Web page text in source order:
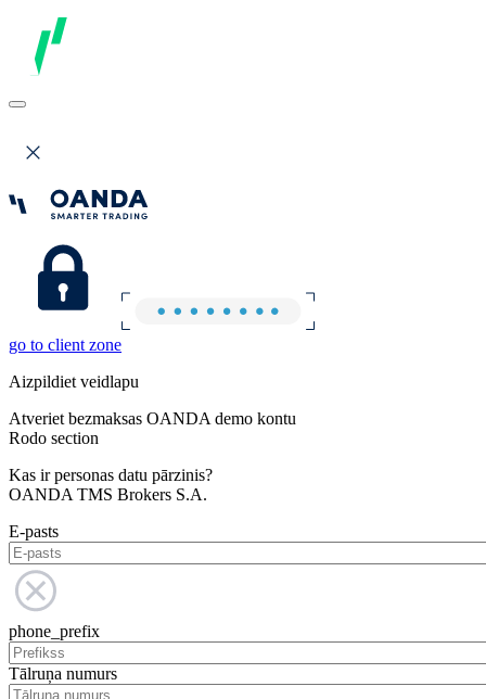
go to client zone
Aizpildiet veidlapu
Atveriet bezmaksas OANDA demo kontu
Rodo section
Kas ir personas datu pārzinis?
OANDA TMS Brokers S.A.
E-pasts
phone_prefix
Tālruņa numurs